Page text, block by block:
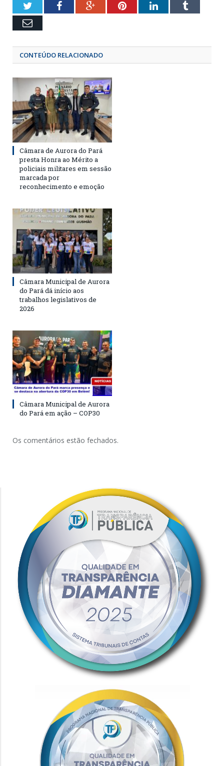
TwitterFacebookGoogle+PinterestLinkedInTumblr
Email
CONTEÚDO RELACIONADO
Câmara de Aurora do Pará
presta Honra ao Mérito a
policiais militares em sessão
marcada por
reconhecimento e emoção
Câmara Municipal de Aurora
do Pará dá início aos
trabalhos legislativos de
2026
Câmara Municipal de Aurora
do Pará em ação – COP30
Os comentários estão fechados.